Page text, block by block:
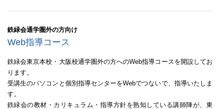
鉄緑会通学圏外の方向け
Web指導コース
鉄緑会東京本校・大阪校通学圏外の方へのWeb指導コースを開設してお
ります。
受講生のパソコンと個別指導センターをWebでつないで、指導いたしま
す。
鉄緑会の教材・カリキュラム・指導方針を熟知している講師陣が、東